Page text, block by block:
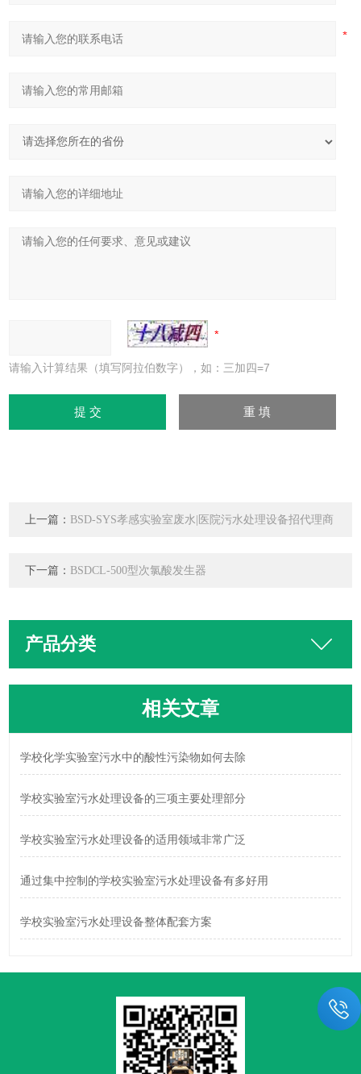
请输入计算结果（填写阿拉伯数字），如：三加四=7
上一篇： BSD-SYS孝感实验室废水|医院污水处理设备招代理商
下一篇： BSDCL-500型次氯酸发生器
产品分类
相关文章
学校化学实验室污水中的酸性污染物如何去除
学校实验室污水处理设备的三项主要处理部分
学校实验室污水处理设备的适用领域非常广泛
通过集中控制的学校实验室污水处理设备有多好用
学校实验室污水处理设备整体配套方案